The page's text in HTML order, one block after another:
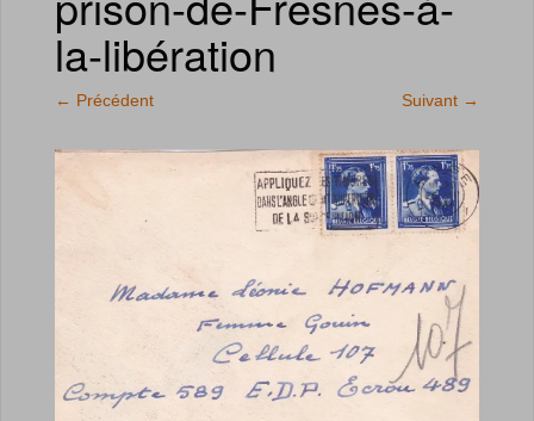
la-libération
← Précédent Suivant →